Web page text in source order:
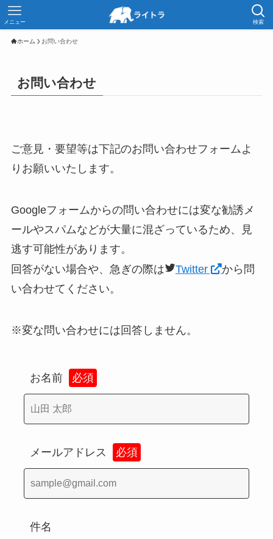
検索
メニュー
ホーム お問い合わせ
お問い合わせ
ご意見・要望等は下記のお問い合わせフォームよ
りお願いいたします。
Googleフォームからの問い合わせには変な勧誘メ
ールやスパムなどが大量に混ざっているため、見
逃す可能性があります。
回答がない場合や、急ぎの際は
Twitter
から問
い合わせてください。
※変な問い合わせには回答しません。
お名前 必須
メールアドレス 必須
件名